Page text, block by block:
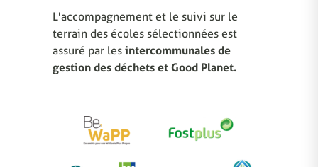
L'accompagnement et le suivi sur le
terrain des écoles sélectionnées est
assuré par les intercommunales de
gestion des déchets et Good Planet.